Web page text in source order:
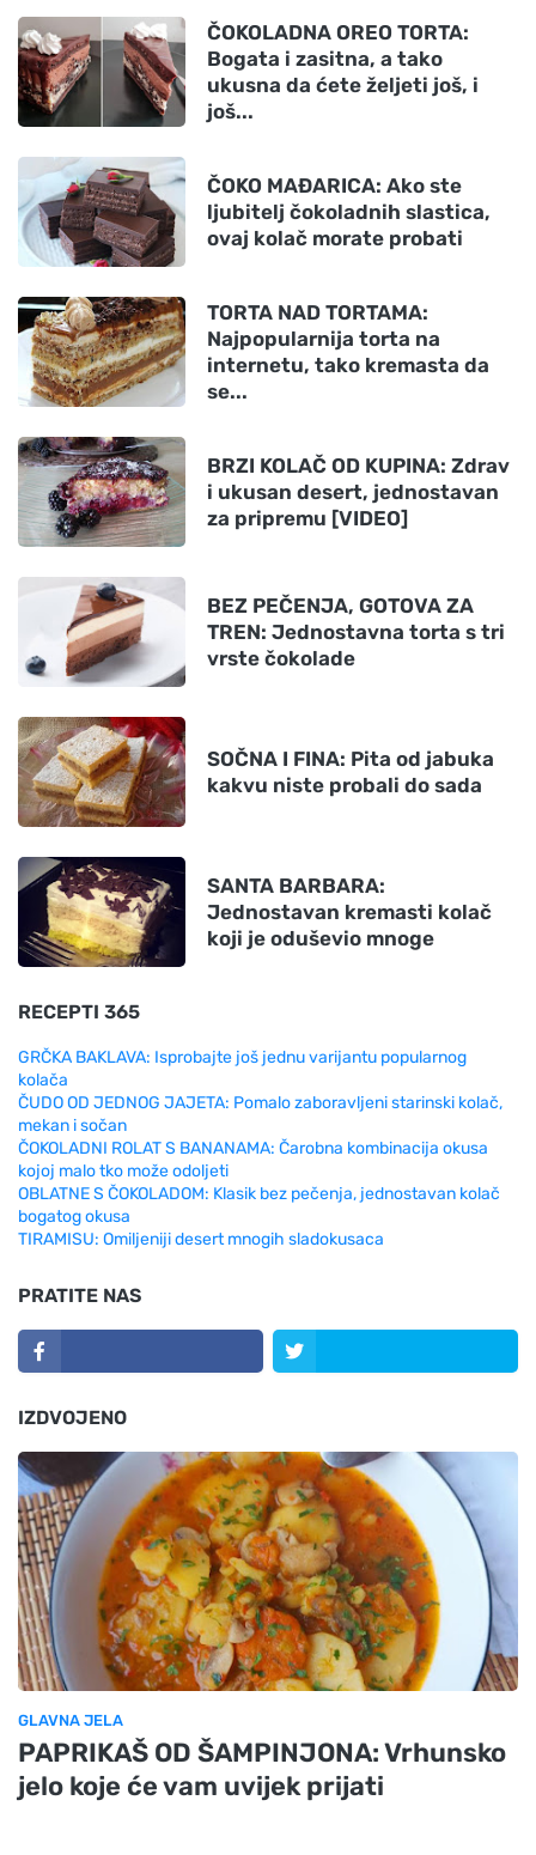
ČOKOLADNA OREO TORTA:
Bogata i zasitna, a tako
ukusna da ćete željeti još, i
još...
ČOKO MAĐARICA: Ako ste
ljubitelj čokoladnih slastica,
ovaj kolač morate probati
TORTA NAD TORTAMA:
Najpopularnija torta na
internetu, tako kremasta da
se...
BRZI KOLAČ OD KUPINA: Zdrav
i ukusan desert, jednostavan
za pripremu [VIDEO]
BEZ PEČENJA, GOTOVA ZA
TREN: Jednostavna torta s tri
vrste čokolade
SOČNA I FINA: Pita od jabuka
kakvu niste probali do sada
SANTA BARBARA:
Jednostavan kremasti kolač
koji je oduševio mnoge
RECEPTI 365
GRČKA BAKLAVA: Isprobajte još jednu varijantu popularnog
kolača
ČUDO OD JEDNOG JAJETA: Pomalo zaboravljeni starinski kolač,
mekan i sočan
ČOKOLADNI ROLAT S BANANAMA: Čarobna kombinacija okusa
kojoj malo tko može odoljeti
OBLATNE S ČOKOLADOM: Klasik bez pečenja, jednostavan kolač
bogatog okusa
TIRAMISU: Omiljeniji desert mnogih sladokusaca
PRATITE NAS
IZDVOJENO
GLAVNA JELA
PAPRIKAŠ OD ŠAMPINJONA: Vrhunsko
jelo koje će vam uvijek prijati